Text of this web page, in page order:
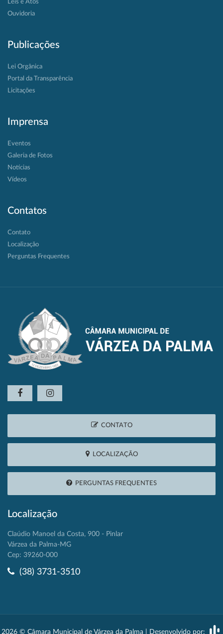
Leis e Atos
Ouvidoria
Publicações
Lei Orgânica
Portal da Transparência
Licitações
Imprensa
Eventos
Galeria de Fotos
Notícias
Vídeos
Contatos
Contato
Localização
Perguntas Frequentes
CONTATO
LOCALIZAÇÃO
PERGUNTAS FREQUENTES
Localização
Claúdio Manoel da Costa, 900 - Pinlar
Várzea da Palma-MG
Cep: 39260-000
(38) 3731-3510
2026 © Câmara Municipal de Várzea da Palma | Desenvolvido por: